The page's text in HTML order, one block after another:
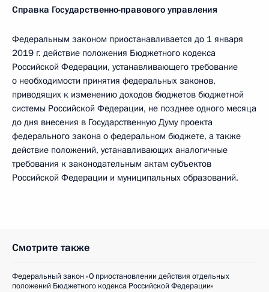
Справка Государственно-правового управления
Федеральным законом приостанавливается до 1 января
2019 г. действие положения Бюджетного кодекса
Российской Федерации, устанавливающего требование
о необходимости принятия федеральных законов,
приводящих к изменению доходов бюджетов бюджетной
системы Российской Федерации, не позднее одного месяца
до дня внесения в Государственную Думу проекта
федерального закона о федеральном бюджете, а также
действие положений, устанавливающих аналогичные
требования к законодательным актам субъектов
Российской Федерации и муниципальных образований.
Смотрите также
Федеральный закон «О приостановлении действия отдельных
положений Бюджетного кодекса Российской Федерации»